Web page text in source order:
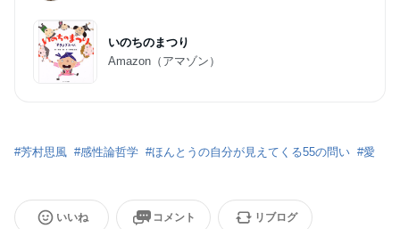
いのちのまつり
Amazon（アマゾン）
#芳村思風 #感性論哲学 #ほんとうの自分が見えてくる55の問い #愛
いいね コメント リブログ